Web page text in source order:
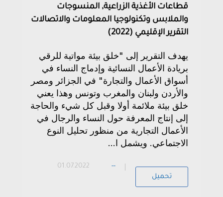
قطاعات الأغذية الزراعية, المنسوجات
والملابس وتكنولوجيا المعلومات والاتصالات
التقرير الإقليمي (2022)
يهدف التقرير إلى "خلق بيئة مواتية للرقي
بريادة الأعمال النسائية وإدماج النساء في
أسواق الأعمال والتجارة" في الجزائر ومصر
والأردن ولبنان والمغرب وتونس وهذا يعني
خلق بيئة ملائمة أولا وقبل كل شيء والحاجة
إلى إنتاج المعرفة حول النساء والرجال في
الأعمال التجارية من منظور تحليل النوع
الاجتماعي. ويشمل ا...
--
01.07.2022
تحميل